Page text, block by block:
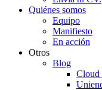
Quiénes somos
Equipo
Manifiesto
En acción
Otros
Blog
Cloud